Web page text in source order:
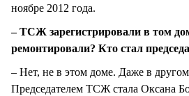
ноябре 2012 года.
– ТСЖ зарегистрировали в том
ремонтировали? Кто стал
– Нет, не в этом доме. Даже в
Председателем ТСЖ стала Оксана